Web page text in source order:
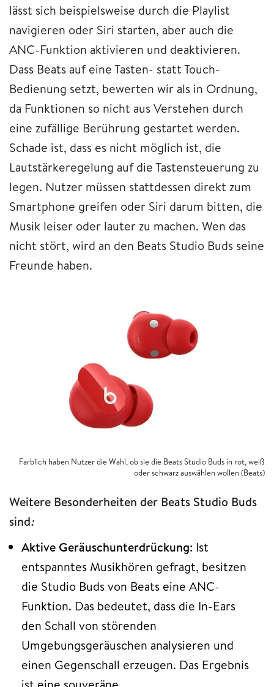
lässt sich beispielsweise durch die Playlist
navigieren oder Siri starten, aber auch die
ANC-Funktion aktivieren und deaktivieren.
Dass Beats auf eine Tasten- statt Touch-
Bedienung setzt, bewerten wir als in Ordnung,
da Funktionen so nicht aus Verstehen durch
eine zufällige Berührung gestartet werden.
Schade ist, dass es nicht möglich ist, die
Lautstärkeregelung auf die Tastensteuerung zu
legen. Nutzer müssen stattdessen direkt zum
Smartphone greifen oder Siri darum bitten, die
Musik leiser oder lauter zu machen. Wen das
nicht stört, wird an den Beats Studio Buds seine
Freunde haben.
Farblich haben Nutzer die Wahl, ob sie die Beats Studio Buds in rot, weiß
oder schwarz auswählen wollen (Beats)
Weitere Besonderheiten der Beats Studio Buds
sind:
Aktive Geräuschunterdrückung: Ist
entspanntes Musikhören gefragt, besitzen
die Studio Buds von Beats eine ANC-
Funktion. Das bedeutet, dass die In-Ears
den Schall von störenden
Umgebungsgeräuschen analysieren und
einen Gegenschall erzeugen. Das Ergebnis